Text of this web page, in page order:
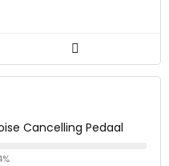
Cancelling Pedaal